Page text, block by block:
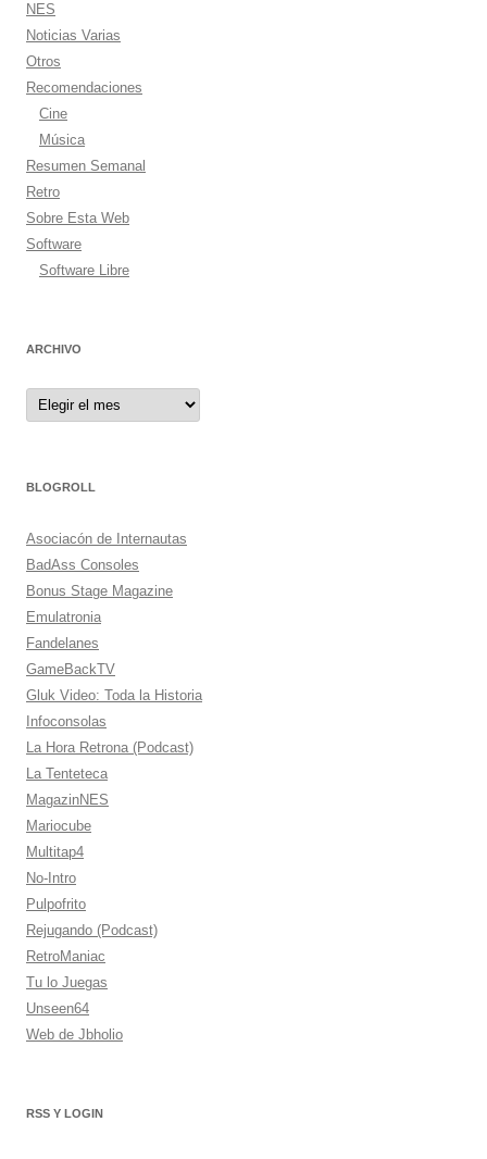
NES
Noticias Varias
Otros
Recomendaciones
Cine
Música
Resumen Semanal
Retro
Sobre Esta Web
Software
Software Libre
ARCHIVO
Archivo
BLOGROLL
Asociacón de Internautas
BadAss Consoles
Bonus Stage Magazine
Emulatronia
Fandelanes
GameBackTV
Gluk Video: Toda la Historia
Infoconsolas
La Hora Retrona (Podcast)
La Tenteteca
MagazinNES
Mariocube
Multitap4
No-Intro
Pulpofrito
Rejugando (Podcast)
RetroManiac
Tu lo Juegas
Unseen64
Web de Jbholio
RSS Y LOGIN